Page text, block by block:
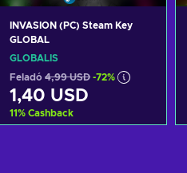
INVASION (PC) Steam Key
GLOBAL
GLOBÁLIS
Feladó 4,99 USD -72%
1,40 USD
11% Cashback